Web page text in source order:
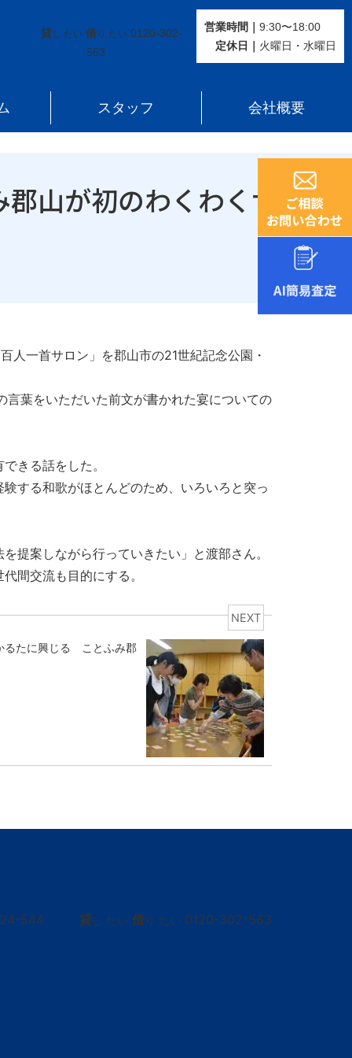
貸し たい 借り たい 0120-302-
563
営業時間｜ 9:30〜18:00
定休⽇｜ 火曜⽇・水曜⽇
スタッフ 会社概要
山が初のわくわくサロン
人一首サロン」を郡山市の21世紀記念公園・
葉をいただいた前文が書かれた宴についての
きる話をした。
する和歌がほとんどのため、いろいろと突っ
提案しながら行っていきたい」と渡部さん。
間交流も目的にする。
NEXT
るたに興じる ことふみ郡
544 貸し たい 借り たい 0120-302-563